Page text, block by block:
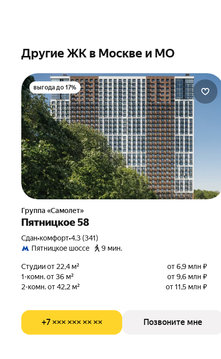
Другие ЖК в Москве и МО
выгода до 17%
Группа «Самолет»
Пятницкое 58
Сдан•комфорт•4.3 (341)
Пятницкое шоссе
9 мин.
Студии от 22,4 м²
от 6,9 млн ₽
1-комн. от 36 м²
от 9,6 млн ₽
2-комн. от 42,2 м²
от 11,5 млн ₽
+7 ××× ××× ×× ×× Позвоните мне